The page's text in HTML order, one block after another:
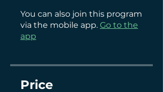
You can also join this program
via the mobile app. Go to the
app
Price